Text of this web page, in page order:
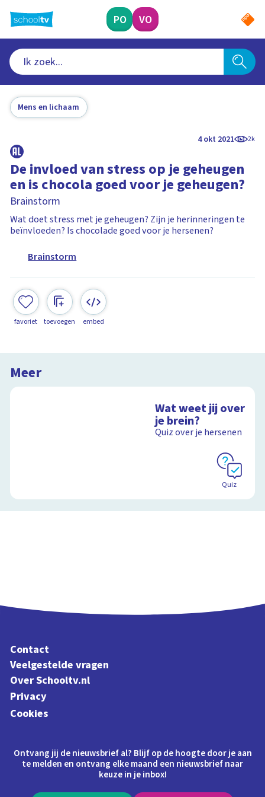
naar
hoofdinhoud
PO VO
Mens en lichaam
4 okt 2021 2k
De invloed van stress op je geheugen
en is chocola goed voor je geheugen?
Brainstorm
Wat doet stress met je geheugen? Zijn je herinneringen te
beïnvloeden? Is chocolade goed voor je hersenen?
Brainstorm
favoriet toevoegen embed
Meer
Wat weet jij over
je brein?
Quiz over je hersenen
Quiz
Contact
Veelgestelde vragen
Over Schooltv.nl
Privacy
Cookies
Ontvang jij de nieuwsbrief al? Blijf op de hoogte door je aan
te melden en ontvang elke maand een nieuwsbrief naar
keuze in je inbox!